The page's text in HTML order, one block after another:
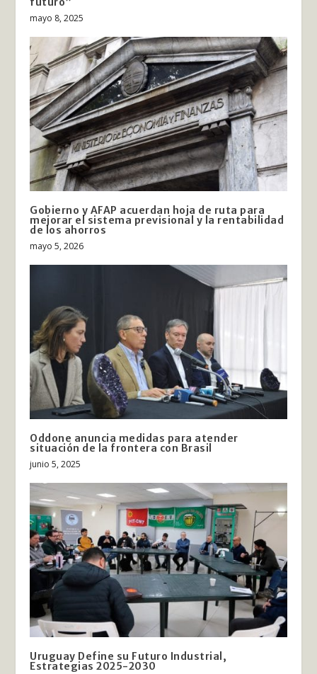
mayo 8, 2025
Gobierno y AFAP acuerdan hoja de ruta para
mejorar el sistema previsional y la rentabilidad
de los ahorros
mayo 5, 2026
Oddone anuncia medidas para atender
situación de la frontera con Brasil
junio 5, 2025
Uruguay Define su Futuro Industrial,
Estrategias 2025-2030